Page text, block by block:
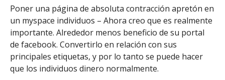
Poner una página de absoluta contracción apretón en
un myspace individuos – Ahora creo que es realmente
importante. Alrededor menos beneficio de su portal
de facebook. Convertirlo en relación con sus
principales etiquetas, y por lo tanto se puede hacer
que los individuos dinero normalmente.